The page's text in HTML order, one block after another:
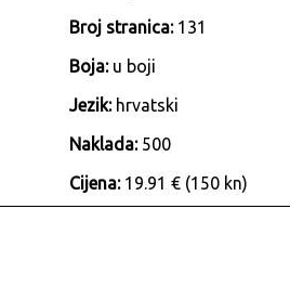
Broj stranica:131
Boja:u boji
Jezik:hrvatski
Naklada:500
Cijena:19.91 € (150 kn)